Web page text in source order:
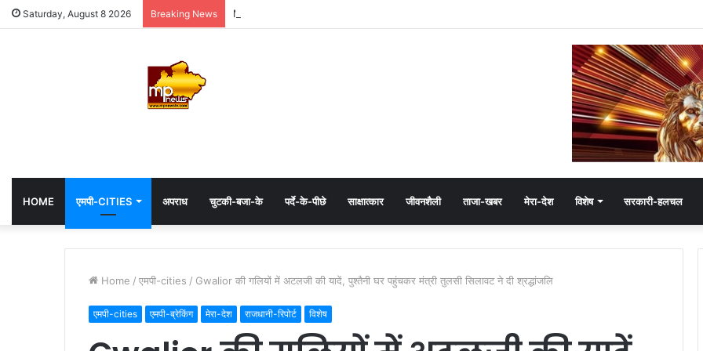
Saturday, August 8 2026 Breaking News MP: महाकाल के दरबार में अध्यक्ष हेमंत खंडेलवाल, BJP की मजबूती का मांगा आशीर्वाद
HOME एमपी-CITIES अपराध चुटकी-बजा-के पर्दे-के-पीछे साक्षात्कार जीवनशैली ताजा-खबर मेरा-देश विशेष सरकारी-हलचल
Home / एमपी-cities / Gwalior की गलियों में अटलजी की यादें, पुश्तैनी घर पहुंचकर मंत्री तुलसी सिलावट ने दी श्रद्धांजलि
एमपी-cities एमपी-ब्रेकिंग मेरा-देश राजधानी-रिपोर्ट विशेष